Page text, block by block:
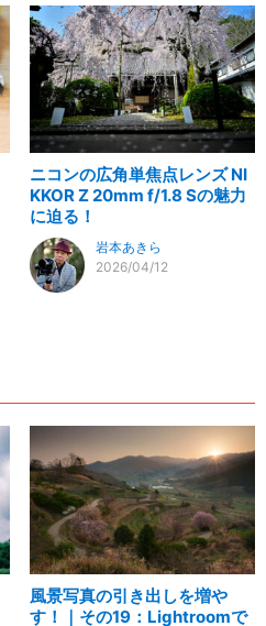
ニコンの広角単焦点レンズ NI
KKOR Z 20mm f/1.8 Sの魅力
に迫る！
岩本あきら
2026/04/12
風景写真の引き出しを増や
す！｜その19：Lightroomで